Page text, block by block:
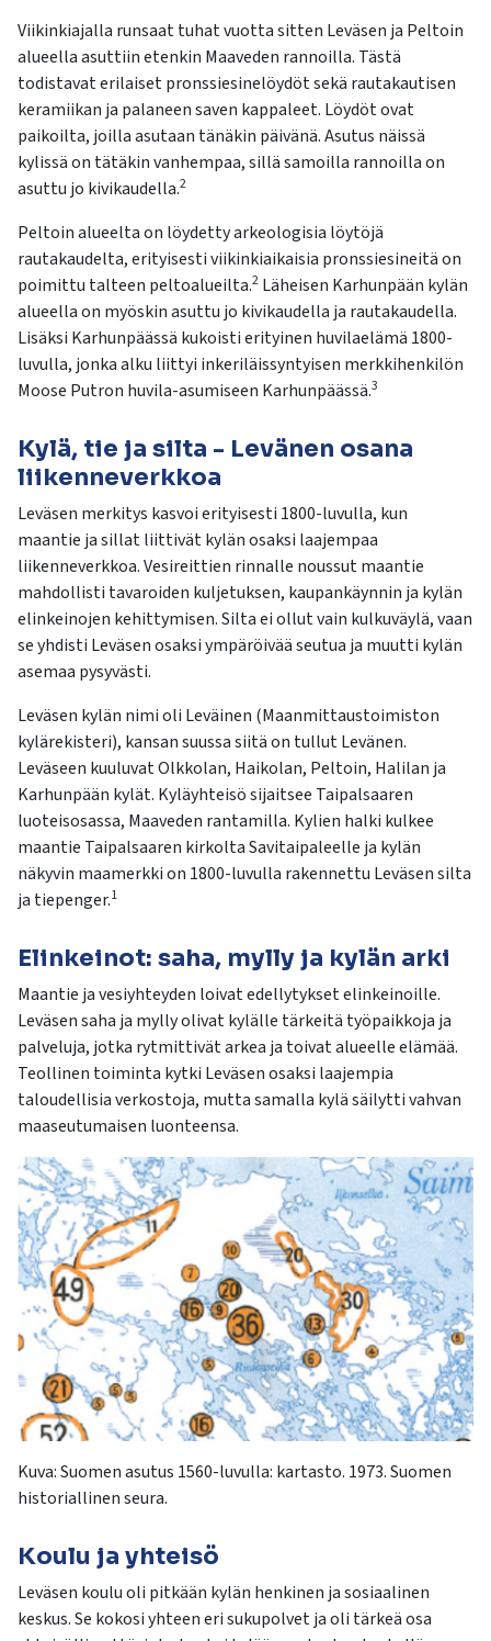
Viikinkiajalla runsaat tuhat vuotta sitten Leväsen ja Peltoin
alueella asuttiin etenkin Maaveden rannoilla. Tästä
todistavat erilaiset pronssiesinelöydöt sekä rautakautisen
keramiikan ja palaneen saven kappaleet. Löydöt ovat
paikoilta, joilla asutaan tänäkin päivänä. Asutus näissä
kylissä on tätäkin vanhempaa, sillä samoilla rannoilla on
asuttu jo kivikaudella.2
Peltoin alueelta on löydetty arkeologisia löytöjä
rautakaudelta, erityisesti viikinkiaikaisia pronssiesineitä on
poimittu talteen peltoalueilta.2 Läheisen Karhunpään kylän
alueella on myöskin asuttu jo kivikaudella ja rautakaudella.
Lisäksi Karhunpäässä kukoisti erityinen huvilaelämä 1800-
luvulla, jonka alku liittyi inkeriläissyntyisen merkkihenkilön
Moose Putron huvila-asumiseen Karhunpäässä.3
Kylä, tie ja silta - Levänen osana
liikenneverkkoa
Leväsen merkitys kasvoi erityisesti 1800-luvulla, kun
maantie ja sillat liittivät kylän osaksi laajempaa
liikenneverkkoa. Vesireittien rinnalle noussut maantie
mahdollisti tavaroiden kuljetuksen, kaupankäynnin ja kylän
elinkeinojen kehittymisen. Silta ei ollut vain kulkuväylä, vaan
se yhdisti Leväsen osaksi ympäröivää seutua ja muutti kylän
asemaa pysyvästi.
Leväsen kylän nimi oli Leväinen (Maanmittaustoimiston
kylärekisteri), kansan suussa siitä on tullut Levänen.
Leväseen kuuluvat Olkkolan, Haikolan, Peltoin, Halilan ja
Karhunpään kylät. Kyläyhteisö sijaitsee Taipalsaaren
luoteisosassa, Maaveden rantamilla. Kylien halki kulkee
maantie Taipalsaaren kirkolta Savitaipaleelle ja kylän
näkyvin maamerkki on 1800-luvulla rakennettu Leväsen silta
ja tiepenger.1
Elinkeinot: saha, mylly ja kylän arki
Maantie ja vesiyhteyden loivat edellytykset elinkeinoille.
Leväsen saha ja mylly olivat kylälle tärkeitä työpaikkoja ja
palveluja, jotka rytmittivät arkea ja toivat alueelle elämää.
Teollinen toiminta kytki Leväsen osaksi laajempia
taloudellisia verkostoja, mutta samalla kylä säilytti vahvan
maaseutumaisen luonteensa.
Kuva:Suomen asutus 1560-luvulla: kartasto. 1973. Suomen
historiallinen seura.
Koulu ja yhteisö
Leväsen koulu oli pitkään kylän henkinen ja sosiaalinen
keskus. Se kokosi yhteen eri sukupolvet ja oli tärkeä osa